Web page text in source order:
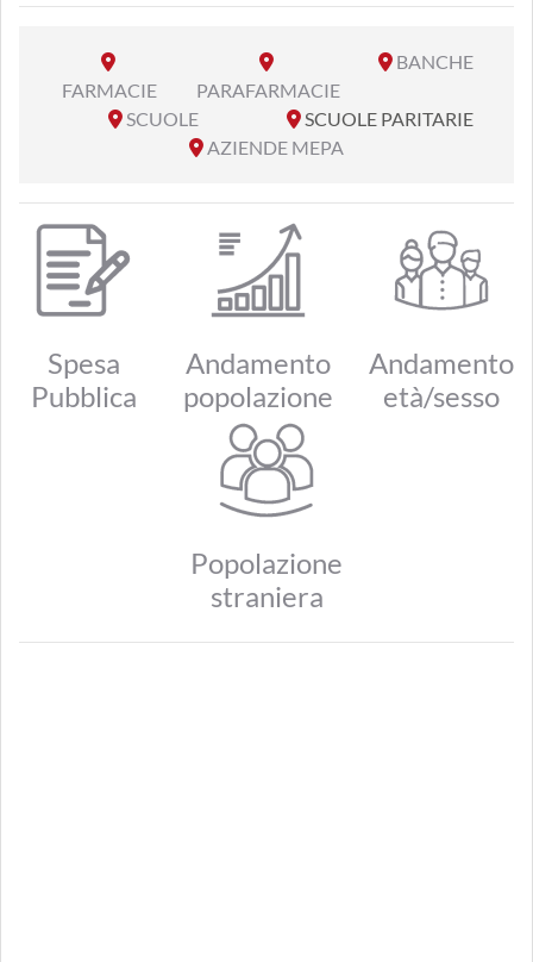
FARMACIE PARAFARMACIE
BANCHE
SCUOLE
SCUOLE PARITARIE
AZIENDE MEPA
Spesa
Pubblica
Andamento
popolazione
Andamento
età/sesso
Popolazione
straniera